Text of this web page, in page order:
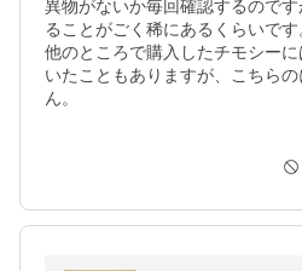
異物がないか毎回確認するので
ることがごく稀にあるくらいです
他のところで購入したチモシー
いたこともありますが、こちら
ん。